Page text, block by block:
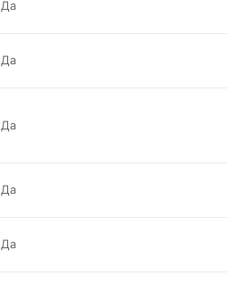
Да
Да
Да
Да
Да